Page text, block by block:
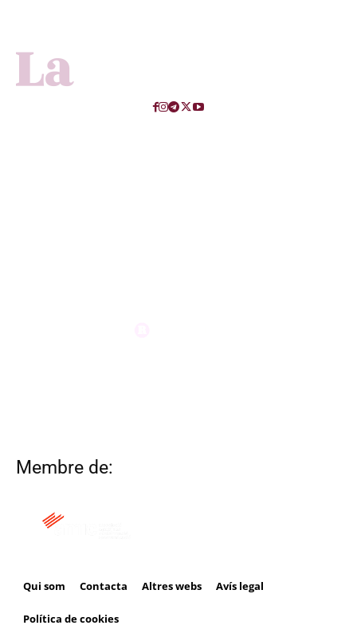
Membre de:
Qui som Contacta Altres webs Avís legal
Política de cookies